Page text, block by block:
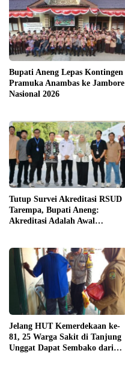
Bupati Aneng Lepas Kontingen
Pramuka Anambas ke Jambore
Nasional 2026
Tutup Survei Akreditasi RSUD
Tarempa, Bupati Aneng:
Akreditasi Adalah Awal
Jelang HUT Kemerdekaan ke-
81, 25 Warga Sakit di Tanjung
Unggat Dapat Sembako dari